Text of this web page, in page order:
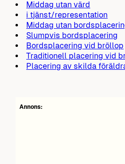
Middag utan värd
i tjänst/representation
Middag utan
Slumpvis bordsplacering
Bordsplacering vid bröllop
Traditionell placering vid
Placering av skilda
Annons: